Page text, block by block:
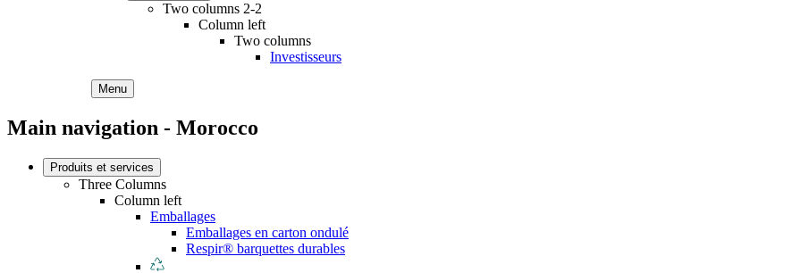
Two columns 2-2
Column left
Two columns
Investisseurs
Menu
Main navigation - Morocco
Produits et services
Three Columns
Column left
Emballages
Emballages en carton ondulé
Respir® barquettes durables